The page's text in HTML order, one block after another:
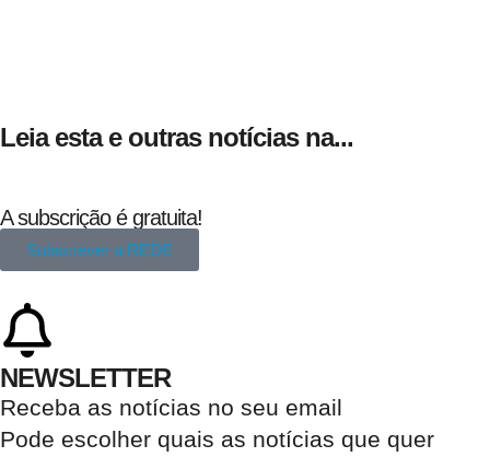
Leia esta e outras notícias na...
A subscrição é gratuita!
Subscrever a REDE
NEWSLETTER
Receba as notícias no seu email​
Pode escolher quais as notícias que quer